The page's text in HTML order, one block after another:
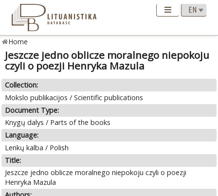
Home
Jeszcze jedno oblicze moralnego niepokoju
czyli o poezji Henryka Mazula
Collection:
Mokslo publikacijos / Scientific publications
Document Type:
Knygų dalys / Parts of the books
Language:
Lenkų kalba / Polish
Title:
Jeszcze jedno oblicze moralnego niepokoju czyli o poezji
Henryka Mazula